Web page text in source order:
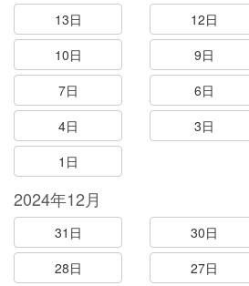
13日
12日
10日
9日
7日
6日
4日
3日
1日
2024年12月
31日 30日
28日
27日